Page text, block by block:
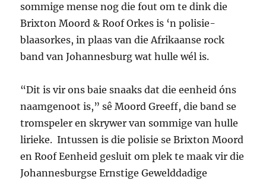
sommige mense nog die fout om te dink die
Brixton Moord & Roof Orkes is ‘n polisie-
blaasorkes, in plaas van die Afrikaanse rock
band van Johannesburg wat hulle wél is.
“Dit is vir ons baie snaaks dat die eenheid óns
naamgenoot is,” sê Moord Greeff, die band se
tromspeler en skrywer van sommige van hulle
lirieke. Intussen is die polisie se Brixton Moord
en Roof Eenheid gesluit om plek te maak vir die
Johannesburgse Ernstige Gewelddadige